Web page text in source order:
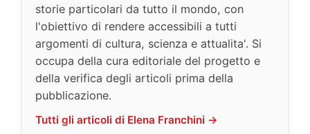
storie particolari da tutto il mondo, con
l'obiettivo di rendere accessibili a tutti
argomenti di cultura, scienza e attualita'. Si
occupa della cura editoriale del progetto e
della verifica degli articoli prima della
pubblicazione.
Tutti gli articoli di Elena Franchini →